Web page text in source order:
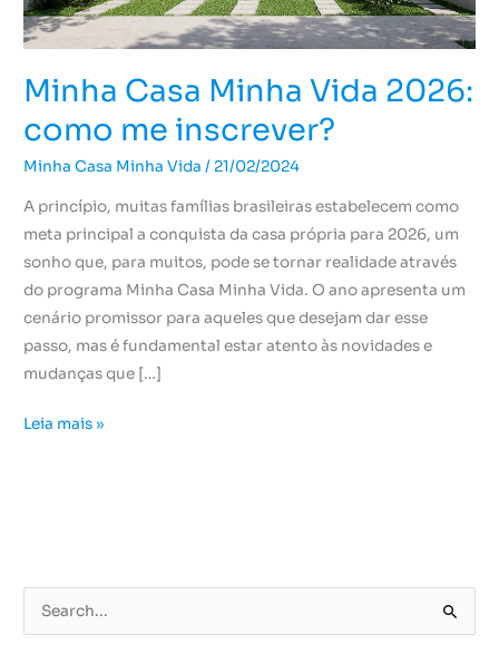
Minha Casa Minha Vida 2026:
como me inscrever?
Minha Casa Minha Vida / 21/02/2024
A princípio, muitas famílias brasileiras estabelecem como
meta principal a conquista da casa própria para 2026, um
sonho que, para muitos, pode se tornar realidade através
do programa Minha Casa Minha Vida. O ano apresenta um
cenário promissor para aqueles que desejam dar esse
passo, mas é fundamental estar atento às novidades e
mudanças que […]
Leia mais »
e